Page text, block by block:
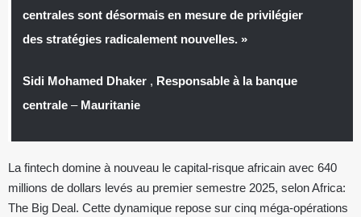
centrales sont désormais en mesure de privilégier
des stratégies radicalement nouvelles. »
Sidi Mohamed Dhaker , Responsable à la banque
centrale– Mauritanie
La fintech domine à nouveau le capital-risque africain avec 640
millions de dollars levés au premier semestre 2025, selon Africa:
The Big Deal. Cette dynamique repose sur cinq méga-opérations